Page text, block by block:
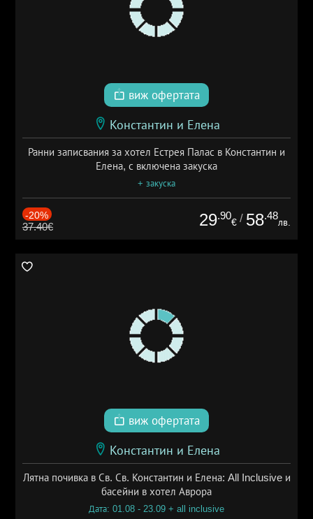
виж офертата
Константин и Елена
Ранни записвания за хотел Естрея Палас в Константин и
Елена, с включена закуска
+ закуска
-20%
37.40€ 29.90
€ / 58.48
лв.
виж офертата
Константин и Елена
Лятна почивка в Св. Св. Константин и Елена: All Inclusive и
басейни в хотел Аврора
Дата: 01.08 - 23.09 + all inclusive